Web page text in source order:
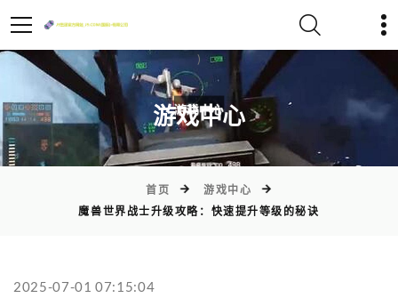
)
游戏中心
首页
游戏中心
魔兽世界战士升级攻略：快速提升等级的秘诀
2025-07-01 07:15:04